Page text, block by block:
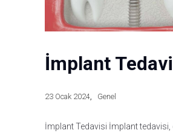
İmplant
23 Ocak 2024 Genel
İmplant Tedavisi İmplant tedavisi,